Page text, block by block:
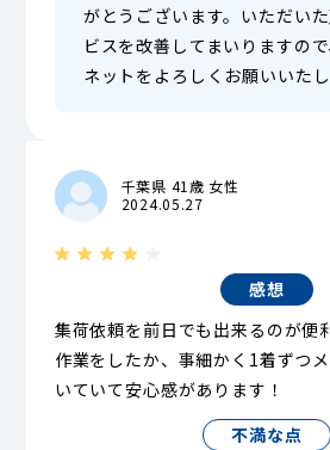
がとうございます。いただい
ビスを改善してまいりますの
ネットをよろしくお願いいたし
千葉県 41歳 女性
2024.05.27
感想
集荷依頼を前日でも出来るのが便
作業をしたか、事細かく1着ずつ
いていて安心感があります！
不満な点